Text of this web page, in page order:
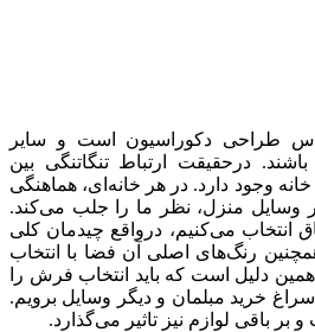
طراحی دکوراسیون است و سایر
درحقیقت ارتباط تنگاتنگی بین
وجود دارد. در هر خانه‌ای، هماهنگی
وسایل منزل، نظر ما را جلب می‌کند.
انتخاب می‌کنیم، درواقع چیدمان کلی
همچنین رنگ‌های اصلی آن فضا با انتخاب
دلیل است که باید انتخاب فرش را
خرید مبلمان و دیگر وسایل برویم.
باقی لوازم نیز تاثیر می‌گذارد.